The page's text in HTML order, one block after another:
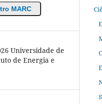
MARC
Universidade de
de Energia e